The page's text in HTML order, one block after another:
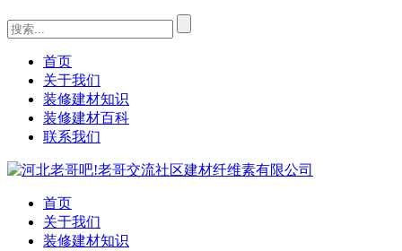
首页
关于我们
装修建材知识
装修建材百科
联系我们
首页
关于我们
装修建材知识